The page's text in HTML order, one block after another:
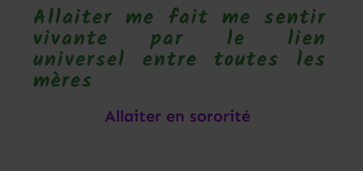
Allaiter me fait me sentir
vivante par le lien
universel entre toutes les
mères
Allaiter en sororité